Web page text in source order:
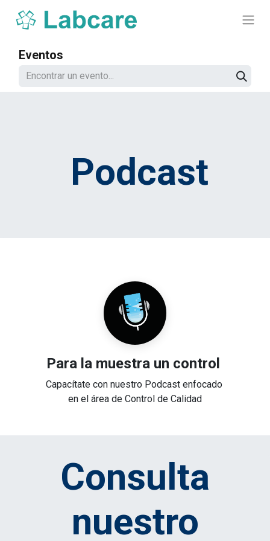
Eventos
Podcast
Para la muestra un control
Capacítate con nuestro Podcast enfocado
en el área de Control de Calidad
Consulta
nuestro